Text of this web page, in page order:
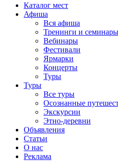
Каталог мест
Афиша
Вся афиша
Тренинги и семинары
Вебинары
Фестивали
Ярмарки
Концерты
Туры
Туры
Все туры
Осознанные
Экскурсии
Этно-деревни
Объявления
Статьи
О нас
Реклама